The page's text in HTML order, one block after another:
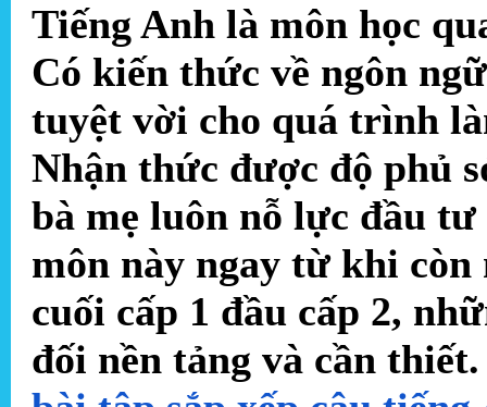
Tiếng Anh là môn học
Có kiến thức về ngôn
tuyệt vời cho quá trình
Nhận thức được độ phủ
bà mẹ luôn nỗ lực đầu
môn này ngay từ khi
cuối cấp 1 đầu cấp 2,
đối nền tảng và cần